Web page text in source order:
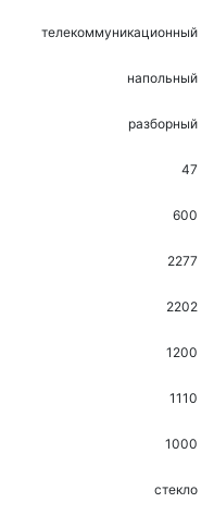
телекоммуникационный
напольный
разборный
47
600
2277
2202
1200
1110
1000
стекло